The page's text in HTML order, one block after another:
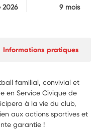
2026 9 mois
Informations pratiques
familial, convivial et
en Service Civique de
à la vie du club,
aux actions sportives et
garantie !